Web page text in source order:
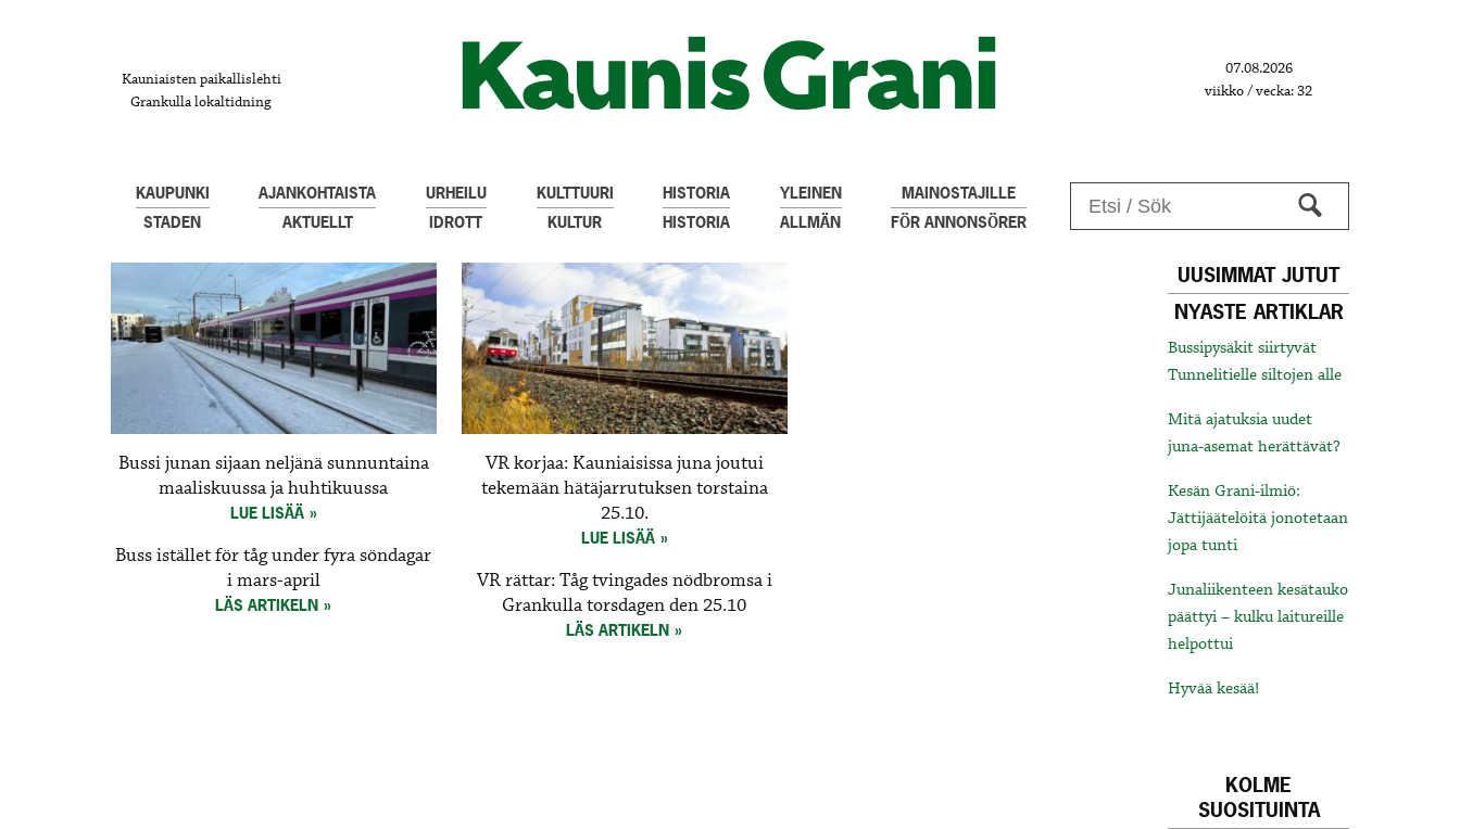
Kauniaisten paikallislehti
Grankulla lokaltidning
07.08.2026
viikko / vecka: 32
KAUPUNKI
STADEN
AJANKOHTAISTA
AKTUELLT
URHEILU
IDROTT
KULTTUURI
KULTUR
HISTORIA
HISTORIA
YLEINEN
ALLMÄN
MAINOSTAJILLE
FÖR ANNONSÖRER
Bussi junan sijaan neljänä sunnuntaina
maaliskuussa ja huhtikuussa
LUE LISÄÄ
Buss istället för tåg under fyra söndagar
i mars-april
LÄS ARTIKELN
VR korjaa: Kauniaisissa juna joutui
tekemään hätäjarrutuksen torstaina
25.10.
LUE LISÄÄ
VR rättar: Tåg tvingades nödbromsa i
Grankulla torsdagen den 25.10
LÄS ARTIKELN
UUSIMMAT JUTUT
NYASTE ARTIKLAR
Bussipysäkit siirtyvät
Tunnelitielle siltojen alle
Mitä ajatuksia uudet
juna-asemat herättävät?
Kesän Grani-ilmiö:
Jättijäätelöitä jonotetaan
jopa tunti
Junaliikenteen kesätauko
päättyi – kulku laitureille
helpottui
Hyvää kesää!
KOLME
SUOSITUINTA